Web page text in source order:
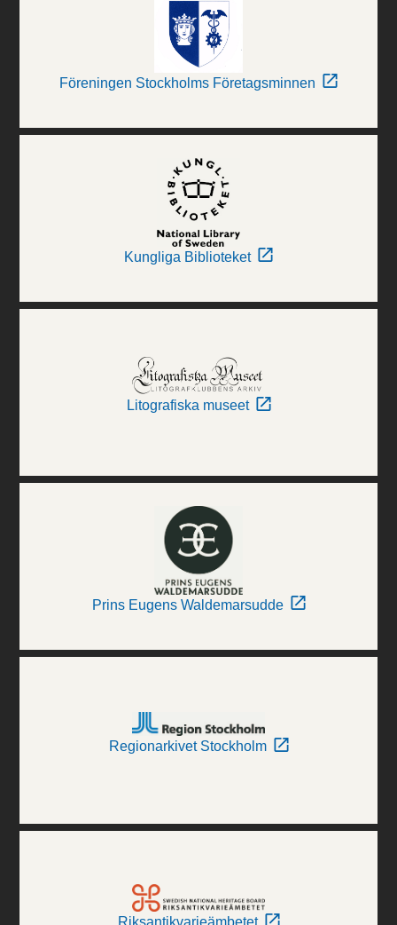
Föreningen Stockholms Företagsminnen
Kungliga Biblioteket
Litografiska museet
Prins Eugens Waldemarsudde
Regionarkivet Stockholm